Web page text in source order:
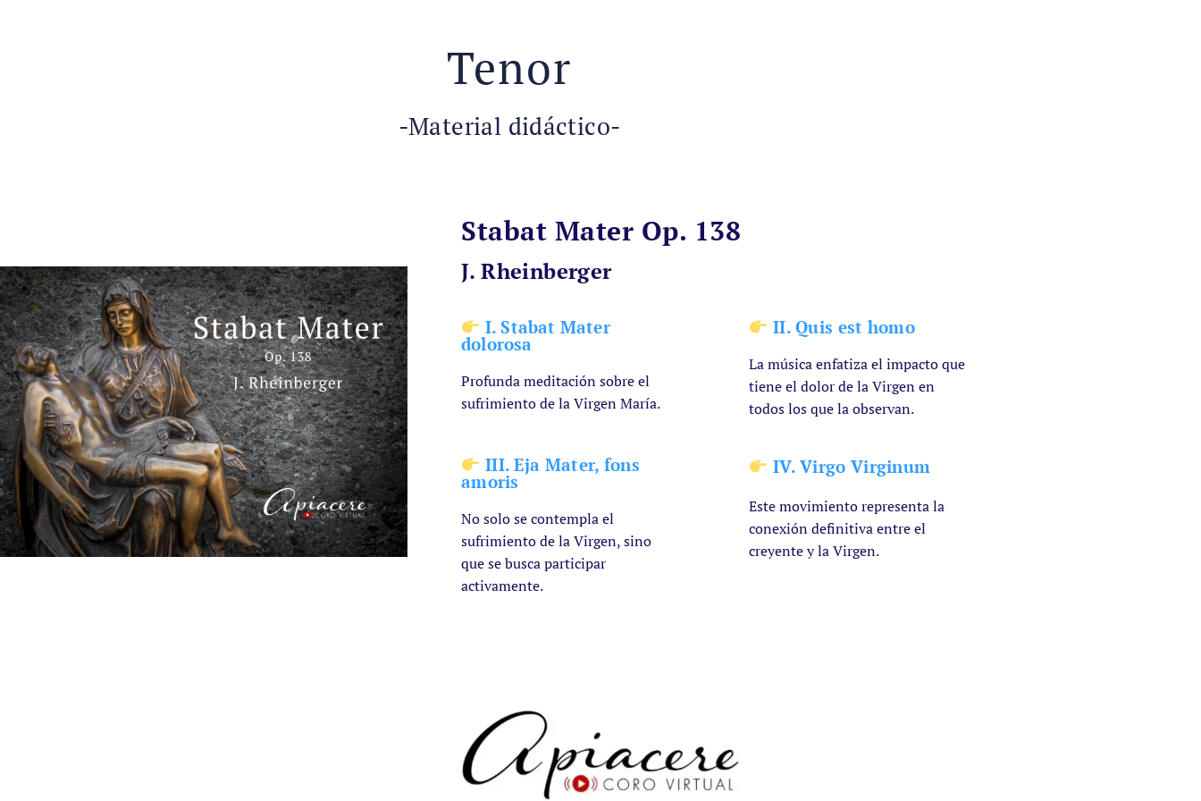
Tenor
-Material didáctico-
Stabat Mater Op. 138
J. Rheinberger
I. Stabat Mater
dolorosa
Profunda meditación sobre el
sufrimiento de la Virgen María.
II. Quis est homo
La música enfatiza el impacto que
tiene el dolor de la Virgen en
todos los que la observan.
III. Eja Mater, fons
amoris
No solo se contempla el
sufrimiento de la Virgen, sino
que se busca participar
activamente.
IV. Virgo Virginum
Este movimiento representa la
conexión definitiva entre el
creyente y la Virgen.